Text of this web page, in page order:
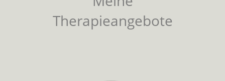
Therapieangebote